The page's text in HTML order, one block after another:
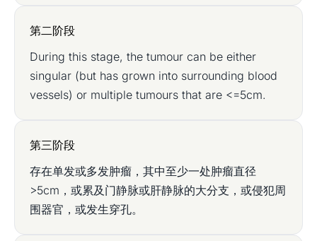
第二阶段
During this stage, the tumour can be either
singular (but has grown into surrounding blood
vessels) or multiple tumours that are <=5cm.
第三阶段
存在单发或多发肿瘤，其中至少一处肿瘤直径
>5cm，或累及门静脉或肝静脉的大分支，或侵犯周
围器官，或发生穿孔。